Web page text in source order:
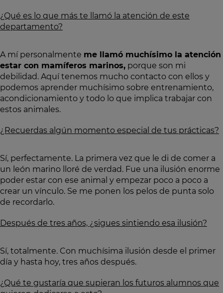
¿Qué es lo que más te llamó la atención de este
departamento?
A mí personalmente me llamó muchísimo la atención
estar con mamíferos marinos, porque son mi
debilidad. Aquí tenemos mucho contacto con ellos y
podemos aprender muchísimo sobre entrenamiento,
acondicionamiento y todo lo que implica trabajar con
estos animales.
¿Recuerdas algún momento especial de tus prácticas?
Sí, perfectamente. La primera vez que le di de comer a
un león marino lloré de verdad. Fue una ilusión enorme
poder estar con ese animal y empezar poco a poco a
crear un vínculo. Se me ponen los pelos de punta solo
de recordarlo.
Después de tres años, ¿sigues sintiendo esa ilusión?
Sí, totalmente. Con muchísima ilusión desde el primer
día y hasta hoy, tres años después.
¿Qué te gustaría que supieran los futuros alumnos que